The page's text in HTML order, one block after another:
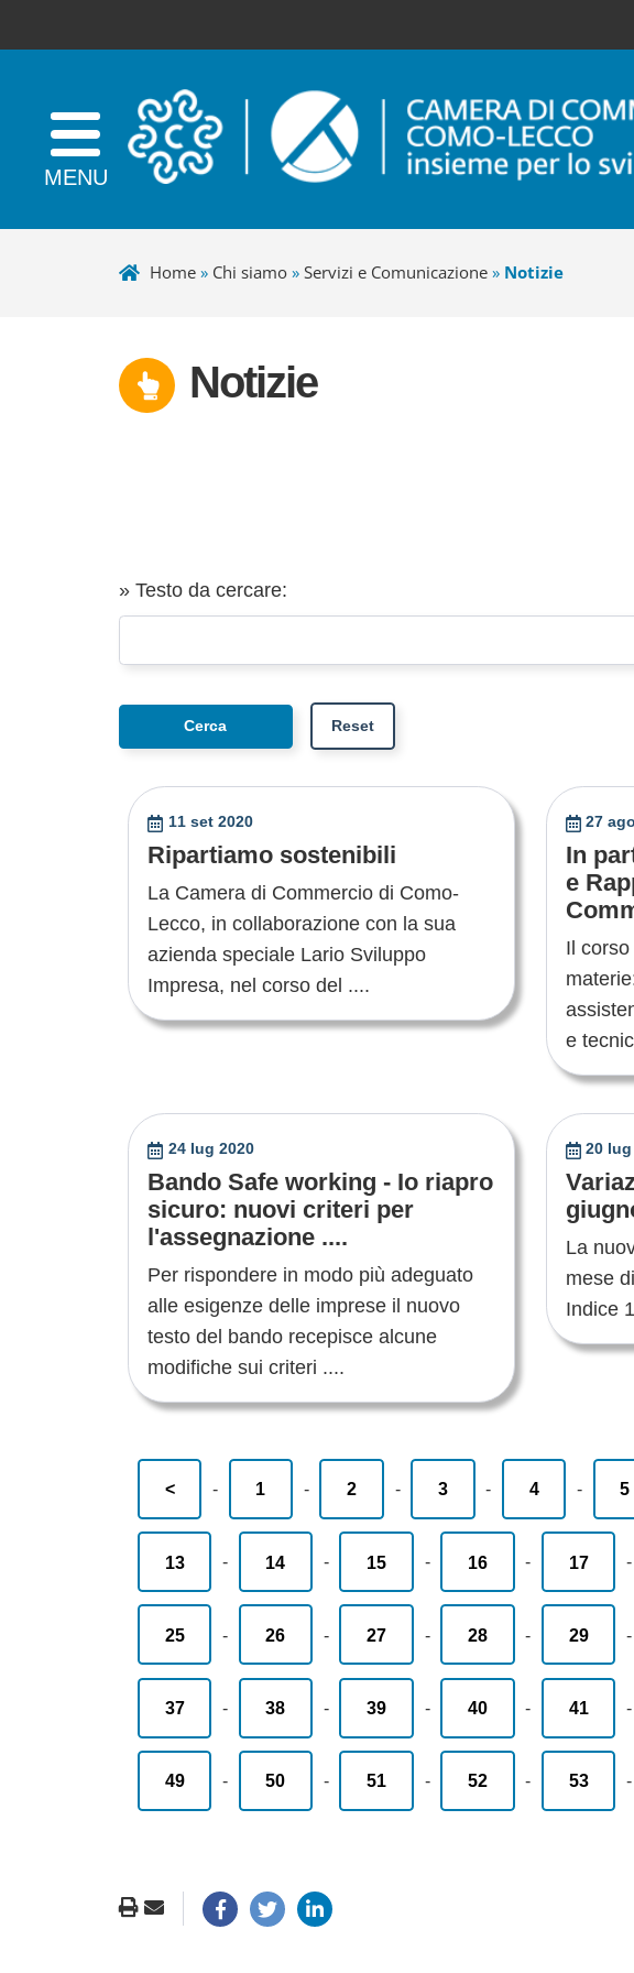
Home» Chi siamo» Servizi e Comunicazione» Notizie
Notizie
» Testo da cercare:
11 set 2020
Ripartiamo sostenibili
La Camera di Commercio di Como-
Lecco, in collaborazione con la sua
azienda speciale Lario Sviluppo
Impresa, nel corso del ....
27
In
e
Il
e
24 lug 2020
Bando Safe working - Io riapro
sicuro: nuovi criteri per
l'assegnazione ....
Per rispondere in modo più adeguato
alle esigenze delle imprese il nuovo
testo del bando recepisce alcune
modifiche sui criteri ....
20
La
mese
Indice
< - 1 - 2 - 3 - 4 - 5
13 - 14 - 15 - 16 - 17 -
25 - 26 - 27 - 28 - 29 -
37 - 38 - 39 - 40 - 41 -
49 - 50 - 51 - 52 - 53 -